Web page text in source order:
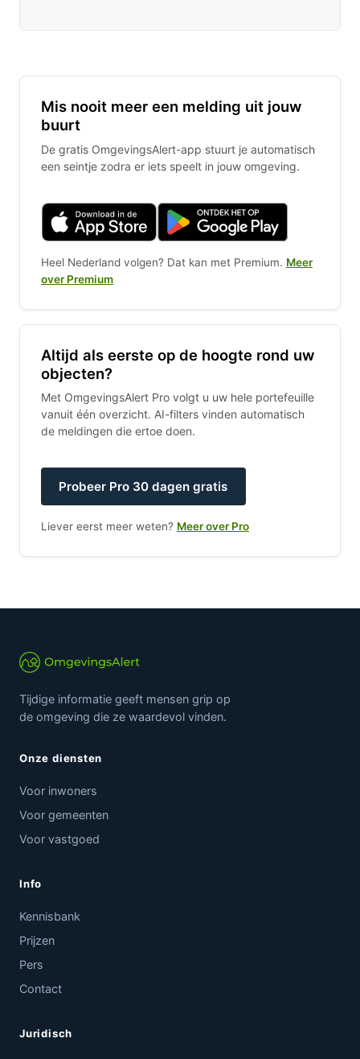
Mis nooit meer een melding uit jouw
buurt
De gratis OmgevingsAlert-app stuurt je automatisch
een seintje zodra er iets speelt in jouw omgeving.
Heel Nederland volgen? Dat kan met Premium. Meer
over Premium
Altijd als eerste op de hoogte rond uw
objecten?
Met OmgevingsAlert Pro volgt u uw hele portefeuille
vanuit één overzicht. AI-filters vinden automatisch
de meldingen die ertoe doen.
Probeer Pro 30 dagen gratis
Liever eerst meer weten? Meer over Pro
Tijdige informatie geeft mensen grip op
de omgeving die ze waardevol vinden.
Onze diensten
Voor inwoners
Voor gemeenten
Voor vastgoed
Info
Kennisbank
Prijzen
Pers
Contact
Juridisch